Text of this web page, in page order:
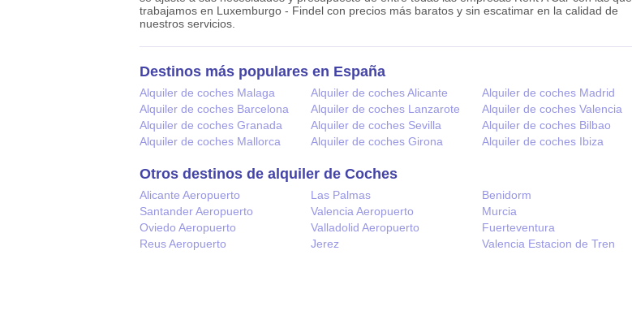
trabajamos en Luxemburgo - Findel con precios más baratos y sin escatimar en la calidad de
nuestros servicios.
Destinos más populares en España
Alquiler de coches Malaga Alquiler de coches Alicante
Alquiler de coches Madrid
Alquiler de coches Barcelona
Alquiler de coches Lanzarote
Alquiler de coches Valencia
Alquiler de coches Granada
Alquiler de coches Sevilla
Alquiler de coches Bilbao
Alquiler de coches Mallorca
Alquiler de coches Girona Alquiler de coches Ibiza
Otros destinos de alquiler de Coches
Alicante Aeropuerto Las Palmas
Benidorm
Santander Aeropuerto
Valencia Aeropuerto
Murcia
Oviedo Aeropuerto
Valladolid Aeropuerto
Fuerteventura
Reus Aeropuerto
Jerez Valencia Estacion de Tren